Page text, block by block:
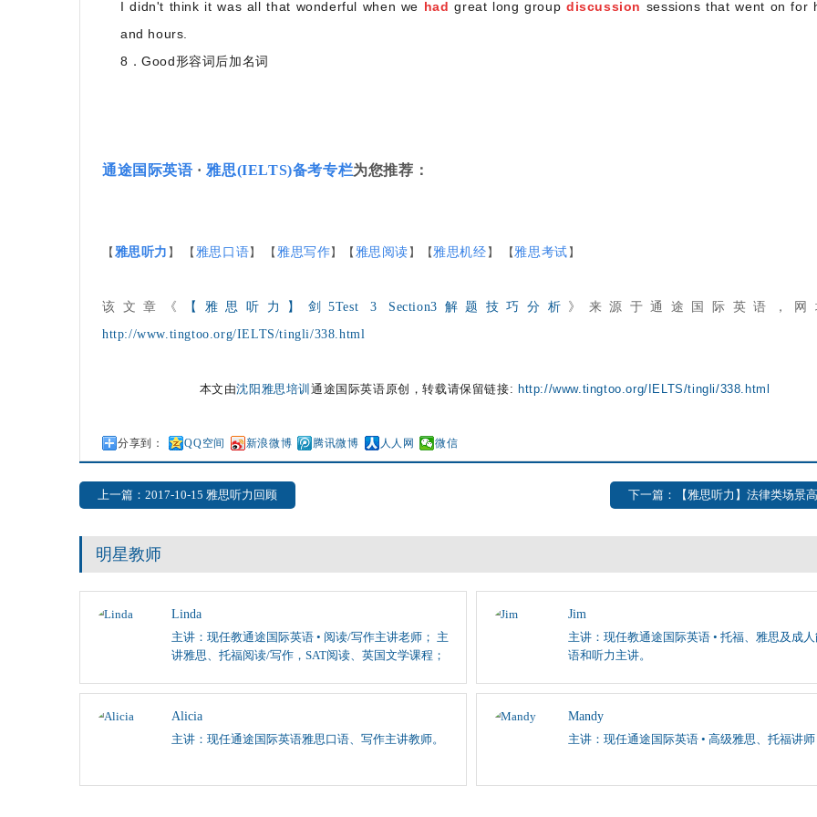
I didn't think it was all that wonderful when we had great long group discussion sessions that went on for
and hours.
8 ．Good形容词后加名词
通途国际英语·雅思(IELTS)备考专栏为您推荐：
【 雅思听力 】 【 雅思口语】 【雅思写作】【 雅思阅读 】【雅思机经 】 【雅思考试 】
该文章《 【雅思听力】剑5Test 3 Section3解题技巧分析 》来源于通途国际英语
，网
http://www.tingtoo.org/IELTS/tingli/338.html
本文由沈阳雅思培训通途国际英语原创，转载请保留链接: http://www.tingtoo.org/IELTS/tingli/338.html
分享到： QQ空间 新浪微博 腾讯微博 人人网 微信
上一篇：2017-10-15 雅思听力回顾 下一篇：【雅思听力】法律类场景
明星教师
Linda
主讲：现任教通途国际英语 • 阅读/写作主讲老师； 主
讲雅思、托福阅读/写作，SAT阅读、英国文学课程；
Jim
主讲：现任教通途国际英语 • 托福、雅思及成人
语和听力主讲。
Alicia
主讲：现任通途国际英语雅思口语、写作主讲教师。
Mandy
主讲：现任通途国际英语 • 高级雅思、托福讲师